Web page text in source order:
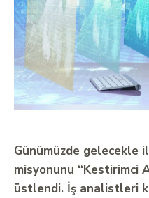
Günümüzde gelecekle
misyonunu “Kestirimci
üstlendi. İş analistleri